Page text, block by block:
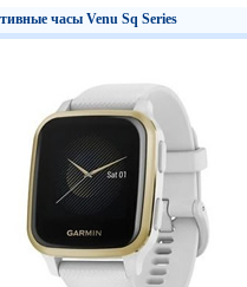
часы Venu Sq Series